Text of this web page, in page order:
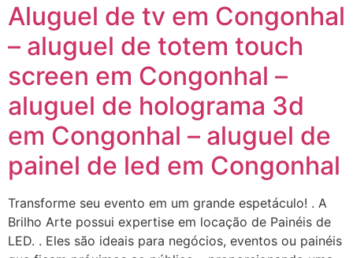
Aluguel de tv em Congonhal
– aluguel de totem touch
screen em Congonhal –
aluguel de holograma 3d
em Congonhal – aluguel de
painel de led em Congonhal
Transforme seu evento em um grande espetáculo! . A
Brilho Arte possui expertise em locação de Painéis de
LED. . Eles são ideais para negócios, eventos ou painéis